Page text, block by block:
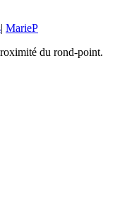
| MarieP
du rond-point.